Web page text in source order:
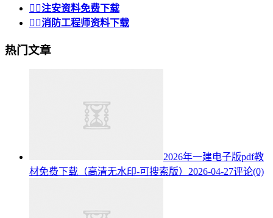
 注安资料免费下载
 消防工程师资料下载
热门文章
2026年一建电子版pdf教
材免费下载（高清无水印-可搜索版） 2026-04-27评论(0)